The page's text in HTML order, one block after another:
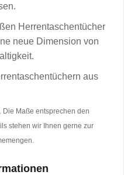
Herrentaschentücher
neue Dimension von
aus
Maße entsprechen den
stehen wir Ihnen gerne zur